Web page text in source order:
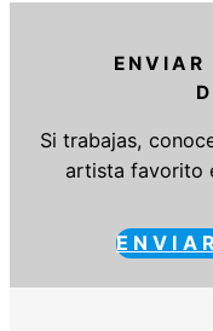
ENVIAR
Si trabajas,
artista favorito